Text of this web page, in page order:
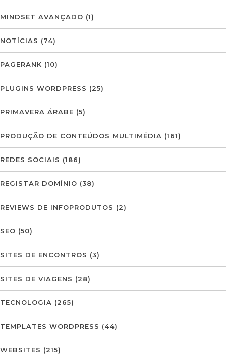
MINDSET AVANÇADO (1)
NOTÍCIAS (74)
PAGERANK (10)
PLUGINS WORDPRESS (25)
PRIMAVERA ÁRABE (5)
PRODUÇÃO DE CONTEÚDOS MULTIMÉDIA (161)
REDES SOCIAIS (186)
REGISTAR DOMÍNIO (38)
REVIEWS DE INFOPRODUTOS (2)
SEO (50)
SITES DE ENCONTROS (3)
SITES DE VIAGENS (28)
TECNOLOGIA (265)
TEMPLATES WORDPRESS (44)
WEBSITES (215)